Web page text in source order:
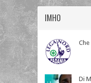
IMHO
Di